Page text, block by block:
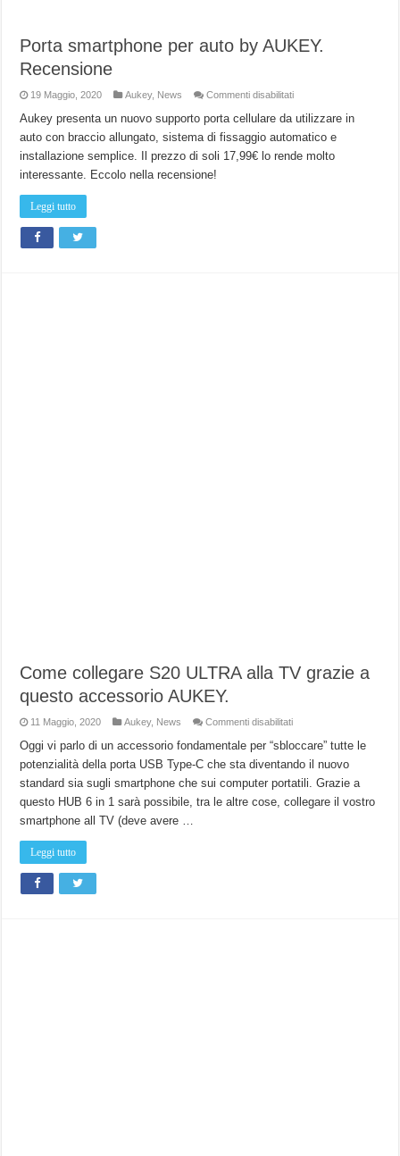
Porta smartphone per auto by AUKEY.
Recensione
19 Maggio, 2020 Aukey, News Commenti disabilitatisu
smartphone
auto
AUKEY.
Aukey presenta un nuovo supporto porta cellulare da utilizzare in
auto con braccio allungato, sistema di fissaggio automatico e
installazione semplice. Il prezzo di soli 17,99€ lo rende molto
interessante. Eccolo nella recensione!
Leggi tutto
Come collegare S20 ULTRA alla TV grazie a
questo accessorio AUKEY.
11 Maggio, 2020 Aukey, News Commenti disabilitatisu
collegare
S20
ULTRA
TV
grazie
a
Oggi vi parlo di un accessorio fondamentale per “sbloccare” tutte le
potenzialità della porta USB Type-C che sta diventando il nuovo
standard sia sugli smartphone che sui computer portatili. Grazie a
questo HUB 6 in 1 sarà possibile, tra le altre cose, collegare il vostro
smartphone all TV (deve avere …
Leggi tutto